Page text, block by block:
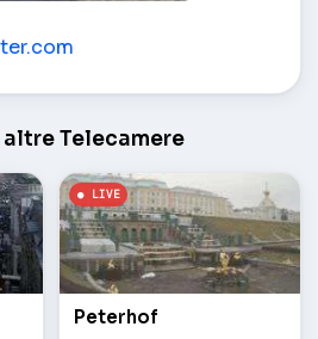
Telecamere
Peterhof